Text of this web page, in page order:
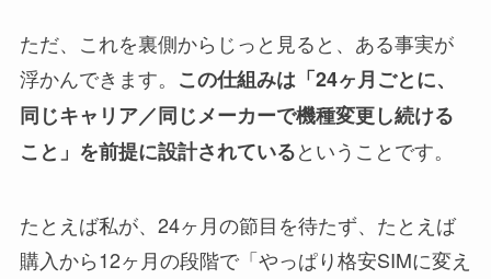
ただ、これを裏側からじっと見ると、ある事実が
浮かんできます。 この仕組みは「24ヶ月ごとに、
同じキャリア／同じメーカーで機種変更し続ける
こと」を前提に設計されているということです。
たとえば私が、24ヶ月の節目を待たず、たとえば
購入から12ヶ月の段階で「やっぱり格安SIMに変え